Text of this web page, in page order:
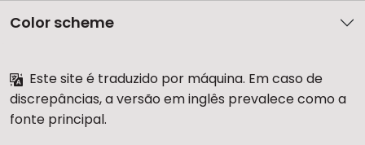
Color scheme
Este site é traduzido por máquina. Em caso de
discrepâncias, a versão em inglês prevalece como a
fonte principal.